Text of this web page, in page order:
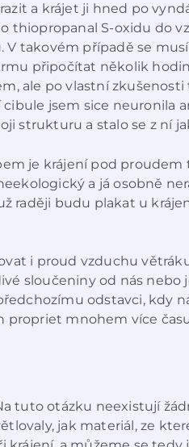
a krájet ji hned po
thiopropanal S-oxidu do
takovém případě se
připočítat několik
ale po vlastní
jsem sice neuronila
strukturu a stalo se z ní
je krájení pod proudem
a já osobně
raději budu plakat u
i proud vzduchu
sloučeniny od nás nebo
odstavci, kdy
propriet mnohem více
tuto otázku neexistují
jak materiál, ze